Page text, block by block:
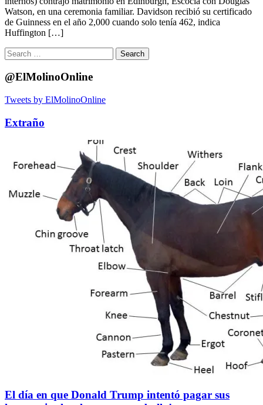
Watson, en una ceremonia familiar. Davidson recibió su certificado
de Guinness en el año 2,000 cuando solo tenía 462, indica
Huffington […]
Search
for:
@ElMolinoOnline
Tweets by ElMolinoOnline
Extraño
El día en que Donald Trump intentó pagar sus